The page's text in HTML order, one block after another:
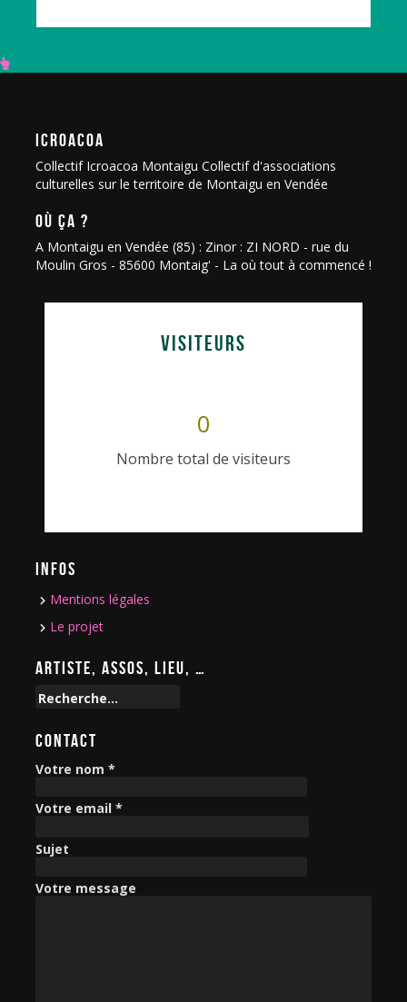
ICROACOA
Collectif Icroacoa Montaigu Collectif d'associations
culturelles sur le territoire de Montaigu en Vendée
OÙ ÇA ?
A Montaigu en Vendée (85) : Zinor : ZI NORD - rue du
Moulin Gros - 85600 Montaig' - La où tout à commencé !
VISITEURS
0
Nombre total de visiteurs
INFOS
Mentions légales
Le projet
ARTISTE, ASSOS, LIEU, …
R
c
h
e
c
r
:
CONTACT
Votre nom *
Votre email *
Sujet
Votre message